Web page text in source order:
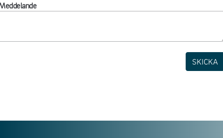
SKICKA